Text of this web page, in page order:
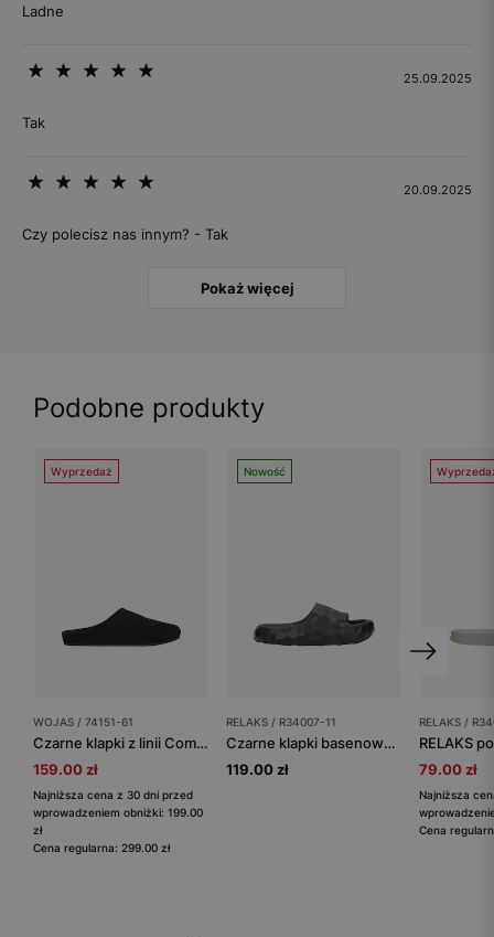
Ladne
25.09.2025
Tak
20.09.2025
Czy polecisz nas innym? - Tak
Pokaż więcej
Podobne produkty
Wyprzedaż
WOJAS / 74151-61
Czarne klapki z linii Comfort z dwoiny welurowej
159.00 zł
Najniższa cena z 30 dni przed
wprowadzeniem obniżki: 199.00
zł
Cena regularna: 299.00 zł
Nowość
RELAKS / R34007-11
Czarne klapki basenowe RELAKS z rzeźbioną fakturą i grubą podeszwą
119.00 zł
RELAKS /
79.00 zł
Najniższa
Cena